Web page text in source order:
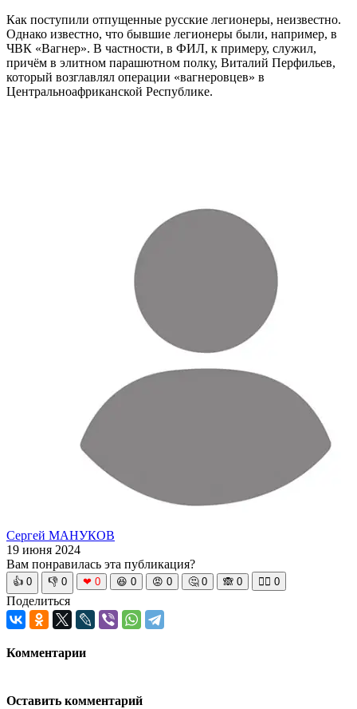
Как поступили отпущенные русские легионеры, неизвестно.
Однако известно, что бывшие легионеры были, например, в
ЧВК «Вагнер». В частности, в ФИЛ, к примеру, служил,
причём в элитном парашютном полку, Виталий Перфильев,
который возглавлял операции «вагнеровцев» в
Центральноафриканской Республике.
Сергей МАНУКОВ
19 июня 2024
Вам понравилась эта публикация?
👍 0 👎 0 ❤ 0 😆 0 😡 0 🤔 0 🙈 0 🧘‍♀️ 0
Поделиться
Комментарии
Оставить комментарий